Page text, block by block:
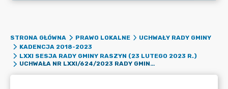
STRONA GŁÓWNA PRAWO LOKALNE
UCHWAŁY RADY GMINY
KADENCJA 2018-2023
LXXI SESJA RADY GMINY RASZYN (23 LUTEGO 2023 R.)
UCHWAŁA NR LXXI/624/2023 RADY GMINY RASZYN Z DNIA 23 LUTEGO 2023 ROKU W SPRAWIE WYSTOSOWANIA APELU W PRZEDMIOCIE ZRZECZENIA SIĘ PRAWA UŻYTKOWANIA WIECZYSTEGO PRZEZ INSTYTUT TECHNOLOGICZNO-PRZYRODNICZY – PAŃSTWOWY INSTYTUT BADAWCZY Z SIEDZIBĄ W FALENTACH DLA DZIAŁKI EWIDENCYJNEJ NR 14/32 O POWIERZCHNI 1,0614 HA W FALENTACH